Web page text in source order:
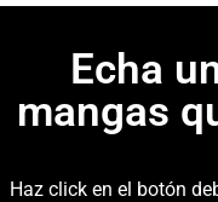
Echa
mangas
Haz click en el botón